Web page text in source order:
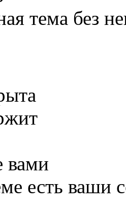
тема без
есть ваши